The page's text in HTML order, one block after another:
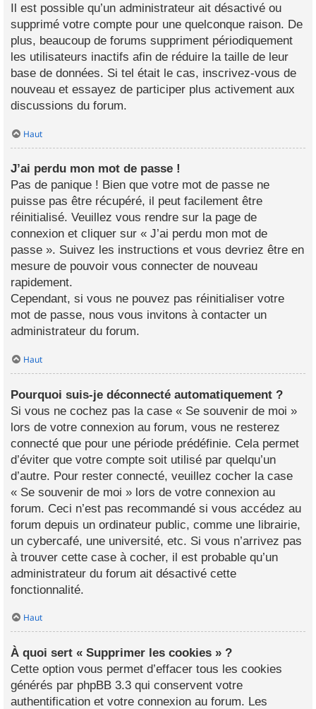
Il est possible qu’un administrateur ait désactivé ou
supprimé votre compte pour une quelconque raison. De
plus, beaucoup de forums suppriment périodiquement
les utilisateurs inactifs afin de réduire la taille de leur
base de données. Si tel était le cas, inscrivez-vous de
nouveau et essayez de participer plus activement aux
discussions du forum.
Haut
J’ai perdu mon mot de passe !
Pas de panique ! Bien que votre mot de passe ne
puisse pas être récupéré, il peut facilement être
réinitialisé. Veuillez vous rendre sur la page de
connexion et cliquer sur « J’ai perdu mon mot de
passe ». Suivez les instructions et vous devriez être en
mesure de pouvoir vous connecter de nouveau
rapidement.
Cependant, si vous ne pouvez pas réinitialiser votre
mot de passe, nous vous invitons à contacter un
administrateur du forum.
Haut
Pourquoi suis-je déconnecté automatiquement ?
Si vous ne cochez pas la case « Se souvenir de moi »
lors de votre connexion au forum, vous ne resterez
connecté que pour une période prédéfinie. Cela permet
d’éviter que votre compte soit utilisé par quelqu’un
d’autre. Pour rester connecté, veuillez cocher la case
« Se souvenir de moi » lors de votre connexion au
forum. Ceci n’est pas recommandé si vous accédez au
forum depuis un ordinateur public, comme une librairie,
un cybercafé, une université, etc. Si vous n’arrivez pas
à trouver cette case à cocher, il est probable qu’un
administrateur du forum ait désactivé cette
fonctionnalité.
Haut
À quoi sert « Supprimer les cookies » ?
Cette option vous permet d’effacer tous les cookies
générés par phpBB 3.3 qui conservent votre
authentification et votre connexion au forum. Les